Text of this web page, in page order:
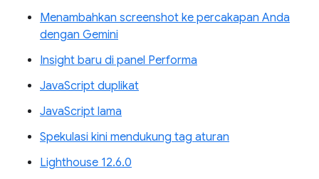
Menambahkan screenshot ke percakapan Anda
dengan Gemini
Insight baru di panel Performa
JavaScript duplikat
JavaScript lama
Spekulasi kini mendukung tag aturan
Lighthouse 12.6.0